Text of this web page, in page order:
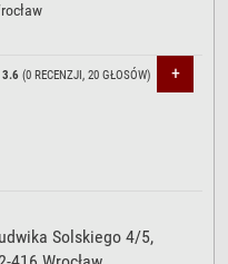
3.6 (0 RECENZJI,20 GŁOSÓW) +
Solskiego 4/5,